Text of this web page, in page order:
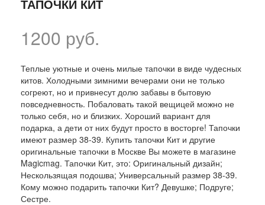
ТАПОЧКИ КИТ
1200 руб.
Теплые уютные и очень милые тапочки в виде чудесных
китов. Холодными зимними вечерами они не только
согреют, но и привнесут долю забавы в бытовую
повседневность. Побаловать такой вещицей можно не
только себя, но и близких. Хороший вариант для
подарка, а дети от них будут просто в восторге! Тапочки
имеют размер 38-39. Купить тапочки Кит и другие
оригинальные тапочки в Москве Вы можете в магазине
Magicmag. Тапочки Кит, это: Оригинальный дизайн;
Нескользящая подошва; Универсальный размер 38-39.
Кому можно подарить тапочки Кит? Девушке; Подруге;
Сестре.